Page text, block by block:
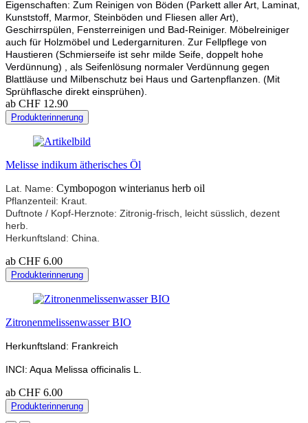
Eigenschaften: Zum Reinigen von Böden (Parkett aller Art, Laminat,
Kunststoff, Marmor, Steinböden und Fliesen aller Art),
Geschirrspülen, Fensterreinigen und Bad-Reiniger. Möbelreiniger
auch für Holzmöbel und Ledergarnituren. Zur Fellpflege von
Haustieren (Schmierseife ist sehr milde Seife, doppelt hohe
Verdünnung) , als Seifenlösung normaler Verdünnung gegen
Blattläuse und Milbenschutz bei Haus und Gartenpflanzen. (Mit
Sprühflasche direkt einsprühen).
ab CHF 12.90
Produkterinnerung
Melisse indikum ätherisches Öl
Lat. Name: Cymbopogon winterianus herb oil
Pflanzenteil: Kraut.
Duftnote / Kopf-Herznote: Zitronig-frisch, leicht süsslich, dezent
herb.
Herkunftsland: China.
ab CHF 6.00
Produkterinnerung
Zitronenmelissenwasser BIO
Herkunftsland: Frankreich
INCI: Aqua Melissa officinalis L.
ab CHF 6.00
Produkterinnerung